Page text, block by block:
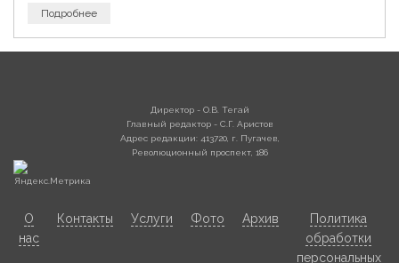
Подробнее
Директор - О.В. Тегай
Главный редактор - С.Г. Аристов
Адрес редакции: 413720, г. Пугачев,
Революционный проспект, 186
О
нас
Контакты Услуги Фото Архив
Политика
обработки
персональных